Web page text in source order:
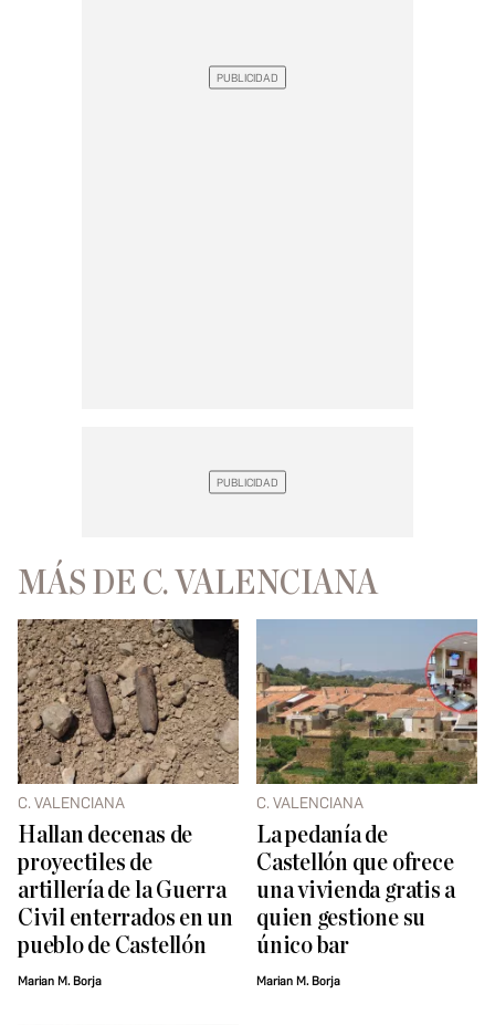
MÁS DE C. VALENCIANA
C. VALENCIANA
Hallan decenas de
proyectiles de
artillería de la Guerra
Civil enterrados en un
pueblo de Castellón
Marian M. Borja
C. VALENCIANA
La pedanía de
Castellón que ofrece
una vivienda gratis a
quien gestione su
único bar
Marian M. Borja